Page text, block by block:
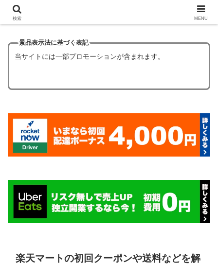
景品表示法に基づく表記
当サイトには一部プロモーションが含まれます。
楽天マートの初回クーポンや送料などを解
検索 MENU